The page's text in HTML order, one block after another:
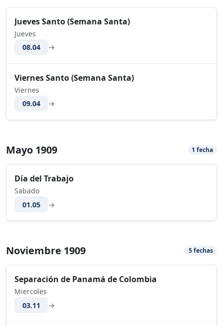
Jueves Santo (Semana Santa)
Jueves
08.04
→
Viernes Santo (Semana Santa)
Viernes
09.04
→
Mayo 1909 1 fecha
Día del Trabajo
Sabado
01.05
→
Noviembre 1909 5 fechas
Separación de Panamá de Colombia
Miercoles
03.11
→